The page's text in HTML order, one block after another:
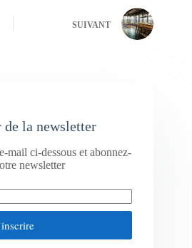
SUIVANT
la newsletter
mail ci-dessous et abonnez-
newsletter